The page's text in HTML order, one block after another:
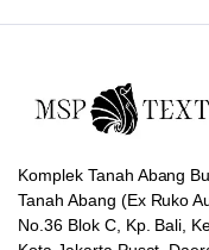
francophones.
Komplek Tanah Abang
Tanah Abang (Ex Ruko
No.36 Blok C, Kp. Bali,